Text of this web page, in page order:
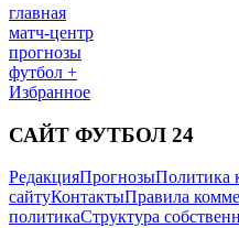
главная
матч-центр
прогнозы
футбол +
Избранное
САЙТ ФУТБОЛ 24
РедакцияПрогнозыПолитика
сайтуКонтактыПравила
политикаСтруктура